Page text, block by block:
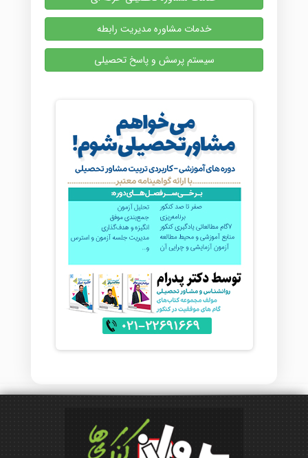
خدمات مشاوره مدیریت رابطه
سیستم پرسش و پاسخ تحصیلی